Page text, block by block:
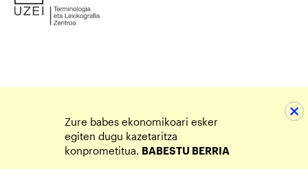
Zure babes ekonomikoari esker
egiten dugu kazetaritza
konprometitua. BABESTU BERRIA